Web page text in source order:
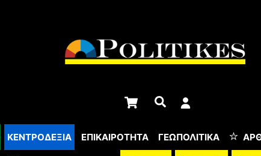
Cart Αναζήτηση
ΚΕΝΤΡΟΔΕΞΙΑ ΕΠΙΚΑΙΡΟΤΗΤΑ ΓΕΩΠΟΛΙΤΙΚΑ